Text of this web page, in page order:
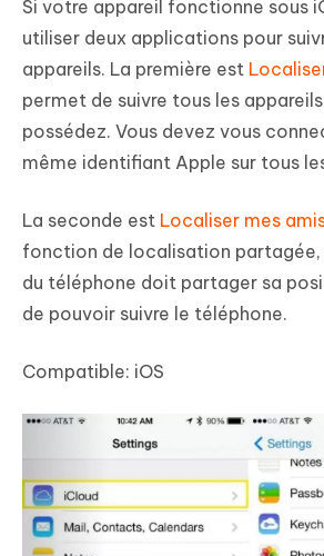
Si votre appareil fonctionne sous
utiliser deux applications pour
appareils. La première est
permet de suivre tous les
possédez. Vous devez vous
même identifiant Apple sur tous
La seconde est Localiser mes
fonction de localisation
du téléphone doit partager sa
de pouvoir suivre le téléphone.
Compatible: iOS